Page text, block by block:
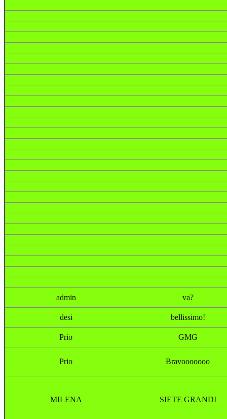
admin va?
desi bellissimo!
Prio GMG
Prio Bravooooooo
MILENA SIETE GRANDI